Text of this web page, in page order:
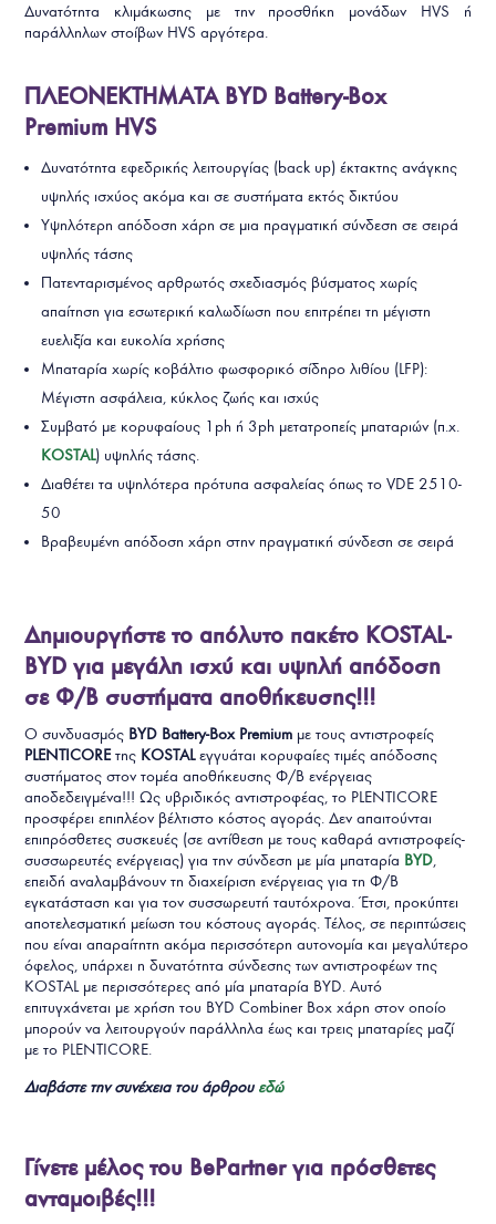
Δυνατότητα κλιμάκωσης με την προσθήκη μονάδων HVS ή
παράλληλων στοίβων HVS αργότερα.
ΠΛΕΟΝΕΚΤΗΜΑΤΑ BYD Battery-Box
Premium HVS
Δυνατότητα εφεδρικής λειτουργίας (back up) έκτακτης ανάγκης
υψηλής ισχύος ακόμα και σε συστήματα εκτός δικτύου
Υψηλότερη απόδοση χάρη σε μια πραγματική σύνδεση σε σειρά
υψηλής τάσης
Πατενταρισμένος αρθρωτός σχεδιασμός βύσματος χωρίς
απαίτηση για εσωτερική καλωδίωση που επιτρέπει τη μέγιστη
ευελιξία και ευκολία χρήσης
Μπαταρία χωρίς κοβάλτιο φωσφορικό σίδηρο λιθίου (LFP):
Μέγιστη ασφάλεια, κύκλος ζωής και ισχύς
Συμβατό με κορυφαίους 1ph ή 3ph μετατροπείς μπαταριών (π.χ.
KOSTAL) υψηλής τάσης.
Διαθέτει τα υψηλότερα πρότυπα ασφαλείας όπως το VDE 2510-
50
Βραβευμένη απόδοση χάρη στην πραγματική σύνδεση σε σειρά
Δημιουργήστε το απόλυτο πακέτο KOSTAL-
BYD για μεγάλη ισχύ και υψηλή απόδοση
σε Φ/Β συστήματα αποθήκευσης!!!
Ο συνδυασμός BYD Battery-Box Premium με τους αντιστροφείς
PLENTICOREτης KOSTALεγγυάται κορυφαίες τιμές απόδοσης
συστήματος στον τομέα αποθήκευσης Φ/Β ενέργειας
αποδεδειγμένα!!! Ως υβριδικός αντιστροφέας, το PLENTICORE
προσφέρει επιπλέον βέλτιστο κόστος αγοράς. Δεν απαιτούνται
επιπρόσθετες συσκευές (σε αντίθεση με τους καθαρά αντιστροφείς-
συσσωρευτές ενέργειας) για την σύνδεση με μία μπαταρία BYD,
επειδή αναλαμβάνουν τη διαχείριση ενέργειας για τη Φ/Β
εγκατάσταση και για τον συσσωρευτή ταυτόχρονα. Έτσι, προκύπτει
αποτελεσματική μείωση του κόστους αγοράς. Τέλος, σε περιπτώσεις
που είναι απαραίτητη ακόμα περισσότερη αυτονομία και μεγαλύτερο
όφελος, υπάρχει η δυνατότητα σύνδεσης των αντιστροφέων της
KOSTAL με περισσότερες από μία μπαταρία BYD. Αυτό
επιτυγχάνεται με χρήση του BYD Combiner Box χάρη στον οποίο
μπορούν να λειτουργούν παράλληλα έως και τρεις μπαταρίες μαζί
με το PLENTICORE.
Διαβάστε την συνέχεια του άρθρου εδώ
Γίνετε μέλος του BePartner για πρόσθετες
ανταμοιβές!!!